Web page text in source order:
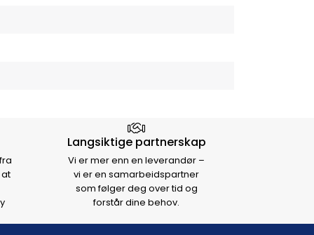
Langsiktige partnerskap
Vi er mer enn en leverandør –
vi er en samarbeidspartner
som følger deg over tid og
forstår dine behov.